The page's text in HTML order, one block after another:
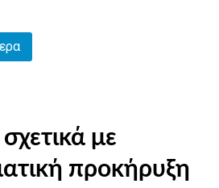
με
προκήρυξη